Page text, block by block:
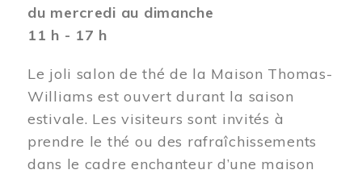
du mercredi au dimanche
11 h - 17 h
Le joli salon de thé de la Maison Thomas-
Williams est ouvert durant la saison
estivale. Les visiteurs sont invités à
prendre le thé ou des rafraîchissements
dans le cadre enchanteur d’une maison